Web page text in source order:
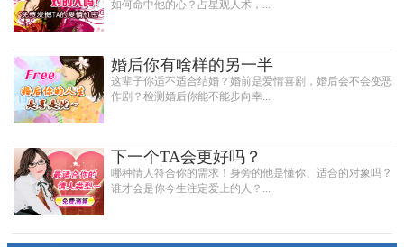
如何命中他的心？占星观人术，...
婚后你有啥样的另一半
这辈子你适不适合结婚？婚前是爱情喜剧，婚后会不会变恶
作剧？检测婚后你能不能步向幸...
下一个TA会更好吗？
哪种情人符合你的需求！身旁的他是懂你、适合的对象吗？
谁才会是你今生注定爱上的人？...